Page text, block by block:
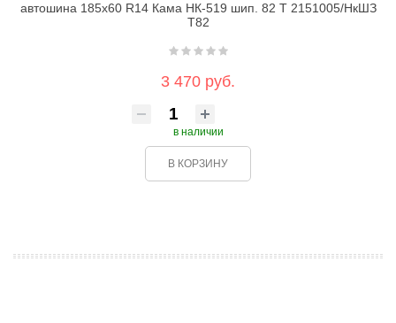
автошина 185х60 R14 Кама НК-519 шип. 82 Т 2151005/НкШЗ
T82
3 470 руб.
в наличии
В КОРЗИНУ